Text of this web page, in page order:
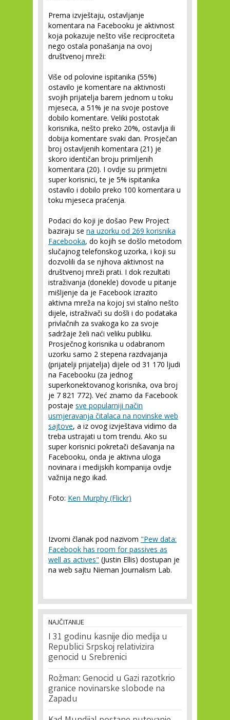
Prema izvještaju, ostavljanje
komentara na Facebooku je aktivnost
koja pokazuje nešto više reciprociteta
nego ostala ponašanja na ovoj
društvenoj mreži:
Više od polovine ispitanika (55%)
ostavilo je komentare na aktivnosti
svojih prijatelja barem jednom u toku
mjeseca, a 51% je na svoje postove
dobilo komentare. Veliki postotak
korisnika, nešto preko 20%, ostavlja ili
dobija komentare svaki dan. Prosječan
broj ostavljenih komentara (21) je
skoro identičan broju primljenih
komentara (20). I ovdje su primjetni
super korisnici, te je 5% ispitanika
ostavilo i dobilo preko 100 komentara u
toku mjeseca praćenja.
Podaci do koji je došao Pew Project
baziraju se na uzorku od 269 korisnika
Facebooka, do kojih se došlo metodom
slučajnog telefonskog uzorka, i koji su
dozvolili da se njihova aktivnost na
društvenoj mreži prati. I dok rezultati
istraživanja (donekle) dovode u pitanje
mišljenje da je Facebook izrazito
aktivna mreža na kojoj svi stalno nešto
dijele, istraživači su došli i do podataka
privlačnih za svakoga ko za svoje
sadržaje želi naći veliku publiku.
Prosječnog korisnika u odabranom
uzorku samo 2 stepena razdvajanja
(prijatelji prijatelja) dijele od 31 170 ljudi
na Facebooku (za jednog
superkonektovanog korisnika, ova broj
je 7 821 772). Već znamo da Facebook
postaje sve popularniji način
usmjeravanja čitalaca na novinske web
sajtove, a iz ovog izvještava vidimo da
treba ustrajati u tom trendu. Ako su
super korisnici pokretači dešavanja na
Facebooku, onda je aktivna uloga
novinara i medijskih kompanija ovdje
važnija nego ikad.
Foto: Ken Murphy (Flickr)
Izvorni članak pod nazivom "Pew data:
Facebook has room for passives as
well as actives" (Justin Ellis) dostupan je
na web sajtu Nieman Journalism Lab.
NAJČITANIJE
I 31 godinu kasnije dio medija u
Republici Srpskoj relativizira
genocid u Srebrenici
Rožman: Genocid u Gazi razotkrio
granice novinarske slobode na
Zapadu